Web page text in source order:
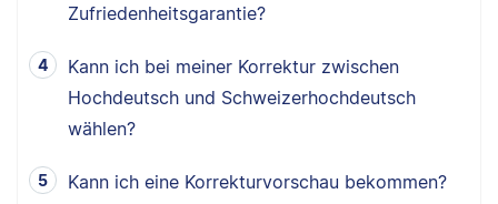
Zufriedenheitsgarantie?
Kann ich bei meiner Korrektur zwischen
Hochdeutsch und Schweizerhochdeutsch
wählen?
Kann ich eine Korrekturvorschau bekommen?